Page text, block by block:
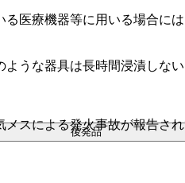
医療機器等に用いる場合に
うな器具は長時間浸漬しない
スによる発火事故が報告さ
後発品